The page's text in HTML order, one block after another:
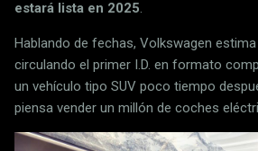
estará lista en 2025.
Hablando de fechas, Volkswagen
circulando el primer I.D. en formato
un vehículo tipo SUV poco tiempo
piensa vender un millón de coches